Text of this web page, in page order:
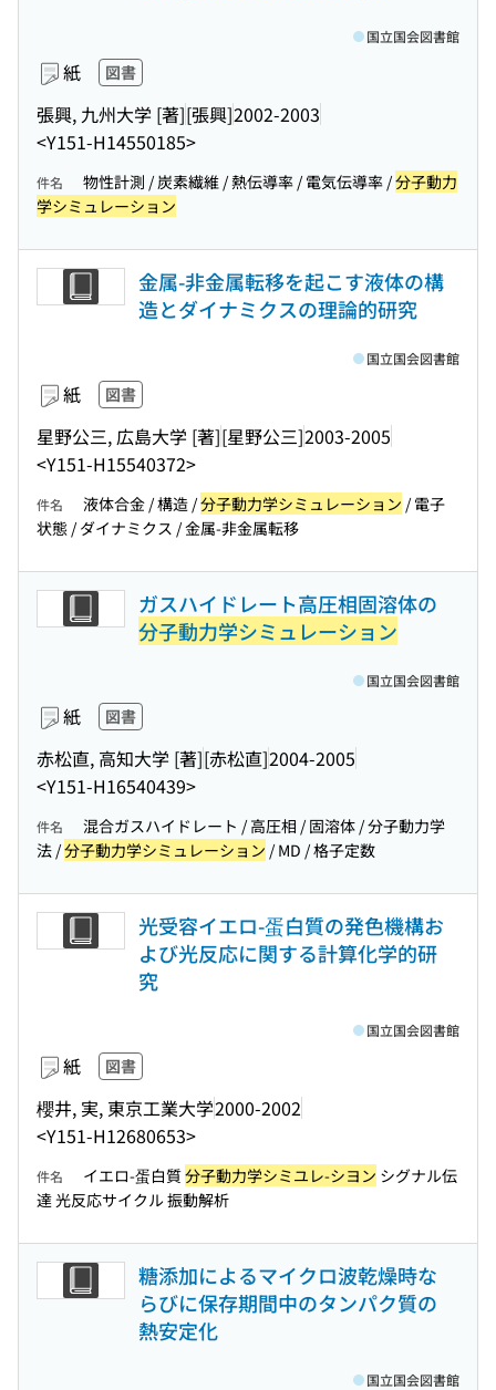
紙 図書
張興, 九州大学 [著][張興]2002-2003
<Y151-H14550185>
国立国会図書館
件名 物性計測 / 炭素繊維 / 熱伝導率 / 電気伝導率 /分子動力
学シミュレーション
金属-非金属転移を起こす液体の構
造とダイナミクスの理論的研究
紙 図書
星野公三, 広島大学 [著][星野公三]2003-2005
<Y151-H15540372>
国立国会図書館
件名 液体合金 / 構造 /分子動力学シミュレーション / 電子
状態 / ダイナミクス / 金属-非金属転移
ガスハイドレート高圧相固溶体の
分子動力学シミュレーション
紙 図書
赤松直, 高知大学 [著][赤松直]2004-2005
<Y151-H16540439>
国立国会図書館
件名
混合ガスハイドレート / 高圧相 / 固溶体 / 分子動力学
法 /分子動力学シミュレーション / MD / 格子定数
光受容イエロ-蛋白質の発色機構お
よび光反応に関する計算化学的研
究
紙 図書
櫻井, 実, 東京工業大学2000-2002
<Y151-H12680653>
国立国会図書館
件名 イエロ-蛋白質分子動力学シミユレ-シヨン シグナル伝
達 光反応サイクル 振動解析
糖添加によるマイクロ波乾燥時な
らびに保存期間中のタンパク質の
熱安定化
国立国会図書館